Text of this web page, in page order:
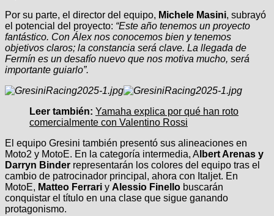
Por su parte, el director del equipo, Michele Masini, subrayó
el potencial del proyecto: “Este año tenemos un proyecto
fantástico. Con Álex nos conocemos bien y tenemos
objetivos claros; la constancia será clave. La llegada de
Fermín es un desafío nuevo que nos motiva mucho, será
importante guiarlo”.
Leer también: Yamaha explica por qué han roto
comercialmente con Valentino Rossi
El equipo Gresini también presentó sus alineaciones en
Moto2 y MotoE. En la categoría intermedia, A lbert Arenas y
Darryn Binder representarán los colores del equipo tras el
cambio de patrocinador principal, ahora con Italjet. En
MotoE, Matteo Ferrari y Alessio Finello buscarán
conquistar el título en una clase que sigue ganando
protagonismo.